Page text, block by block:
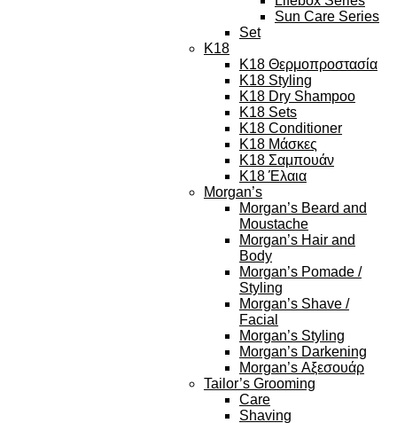
Sun Care Series
Set
K18
K18 Θερμοπροστασία
K18 Styling
K18 Dry Shampoo
K18 Sets
K18 Conditioner
K18 Μάσκες
K18 Σαμπουάν
K18 Έλαια
Morgan’s
Morgan’s Beard and
Moustache
Morgan’s Hair and
Body
Morgan’s Pomade /
Styling
Morgan’s Shave /
Facial
Morgan’s Styling
Morgan’s Darkening
Morgan’s Αξεσουάρ
Tailor’s Grooming
Care
Shaving